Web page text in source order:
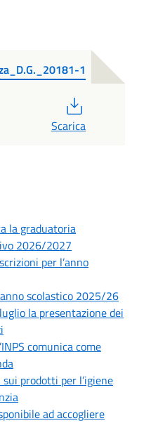
1
Scarica
la graduatoria
2026/2027
per l’anno
scolastico 2025/26
la presentazione dei
comunica come
prodotti per l’igiene
ad accogliere